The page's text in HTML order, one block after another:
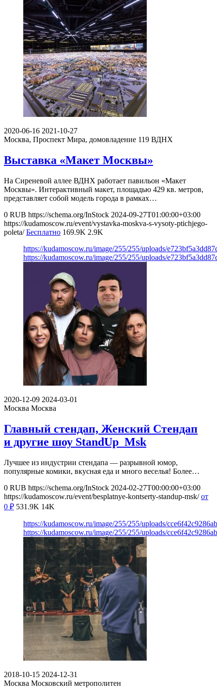
2020-06-16 2021-10-27
Москва, Проспект Мира, домовладение 119 ВДНХ
Выставка «Макет Москвы»
На Сиреневой аллее ВДНХ работает павильон «Макет
Москвы». Интерактивный макет, площадью 429 кв. метров,
представляет собой модель города в рамках…
0 RUB https://schema.org/InStock 2024-09-27T01:00:00+03:00
https://kudamoscow.ru/event/vystavka-moskva-s-vysoty-ptichjego-
poleta/ Бесплатно 169.9K 2.9K
https://kudamoscow.ru/image/255/255/uploads/
https://kudamoscow.ru/image/255/255/uploads/
2020-12-09 2024-03-01
Москва Москва
Главный стендап, Женский Стендап
и другие шоу StandUp_Msk
Лучшее из индустрии стендапа — разрывной юмор,
популярные комики, вкусная еда и много веселья! Более…
0 RUB https://schema.org/InStock 2024-02-27T00:00:00+03:00
https://kudamoscow.ru/event/besplatnye-kontserty-standup-msk/ от
0 ₽ 531.9K 14K
https://kudamoscow.ru/image/255/255/uploads/
https://kudamoscow.ru/image/255/255/uploads/
2018-10-15 2024-12-31
Москва Московский метрополитен